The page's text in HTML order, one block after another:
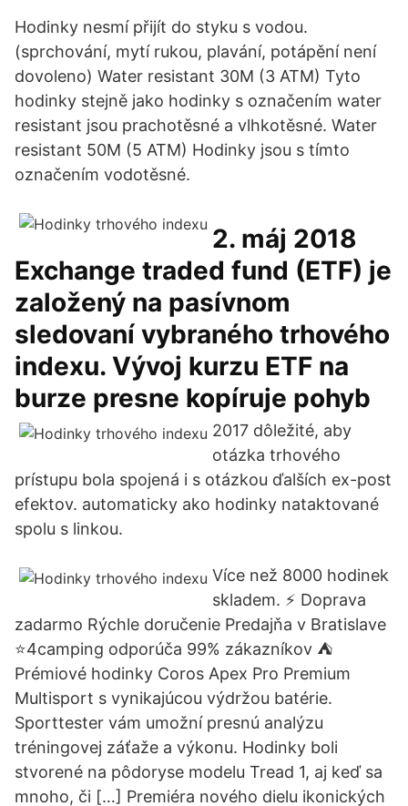
Hodinky nesmí přijít do styku s vodou.
(sprchování, mytí rukou, plavání, potápění není
dovoleno) Water resistant 30M (3 ATM) Tyto
hodinky stejně jako hodinky s označením water
resistant jsou prachotěsné a vlhkotěsné. Water
resistant 50M (5 ATM) Hodinky jsou s tímto
označením vodotěsné.
2. máj 2018
Exchange traded fund (ETF) je
založený na pasívnom
sledovaní vybraného trhového
indexu. Vývoj kurzu ETF na
burze presne kopíruje pohyb
2017 dôležité, aby
otázka trhového
prístupu bola spojená i s otázkou ďalších ex-post
efektov. automaticky ako hodinky nataktované
spolu s linkou.
Více než 8000 hodinek
skladem. ⚡ Doprava
zadarmo Rýchle doručenie Predajňa v Bratislave
⭐4camping odporúča 99% zákazníkov ⛺
Prémiové hodinky Coros Apex Pro Premium
Multisport s vynikajúcou výdržou batérie.
Sporttester vám umožní presnú analýzu
tréningovej záťaže a výkonu. Hodinky boli
stvorené na pôdoryse modelu Tread 1, aj keď sa
mnoho, či […] Premiéra nového dielu ikonických